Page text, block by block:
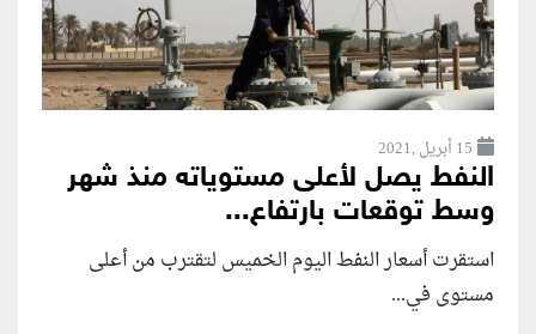
15 أبريل ,2021
النفط يصل لأعلى مستوياته منذ شهر
وسط توقعات بارتفاع...
استقرت أسعار النفط اليوم الخميس لتقترب من أعلى
مستوى في...